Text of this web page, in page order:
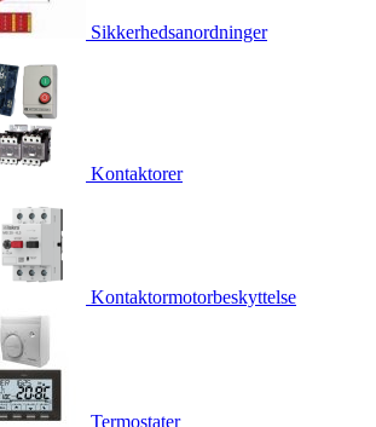
Sikkerhedsanordninger
Kontaktorer
Kontaktormotorbeskyttelse
Termostater